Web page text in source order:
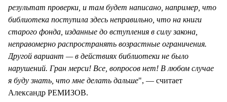
результат проверки, и там будет написано, например, что
библиотека поступила здесь неправильно, что на книги
старого фонда, изданные до вступления в силу закона,
неправомерно распространять возрастные ограничения.
Другой вариант — в действиях библиотеки не было
нарушений. Гран мерси! Все, вопросов нет! В любом случае
я буду знать, что мне делать дальше", — считает
Александр РЕМИЗОВ.